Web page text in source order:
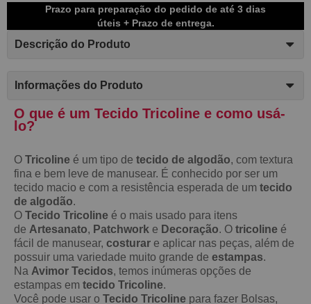
Prazo para preparação do pedido de até 3 dias
úteis + Prazo de entrega.
Descrição do Produto
Informações do Produto
O que é um Tecido Tricoline e como usá-
lo?
O Tricoline é um tipo de tecido de algodão, com textura
fina e bem leve de manusear. É conhecido por ser um
tecido macio e com a resistência esperada de um tecido
de algodão.
O Tecido Tricoline é o mais usado para itens
de Artesanato, Patchwork e Decoração. O tricoline é
fácil de manusear, costurar e aplicar nas peças, além de
possuir uma variedade muito grande de estampas.
Na Avimor Tecidos, temos inúmeras opções de
estampas em tecido Tricoline.
Você pode usar o Tecido Tricoline para fazer Bolsas,